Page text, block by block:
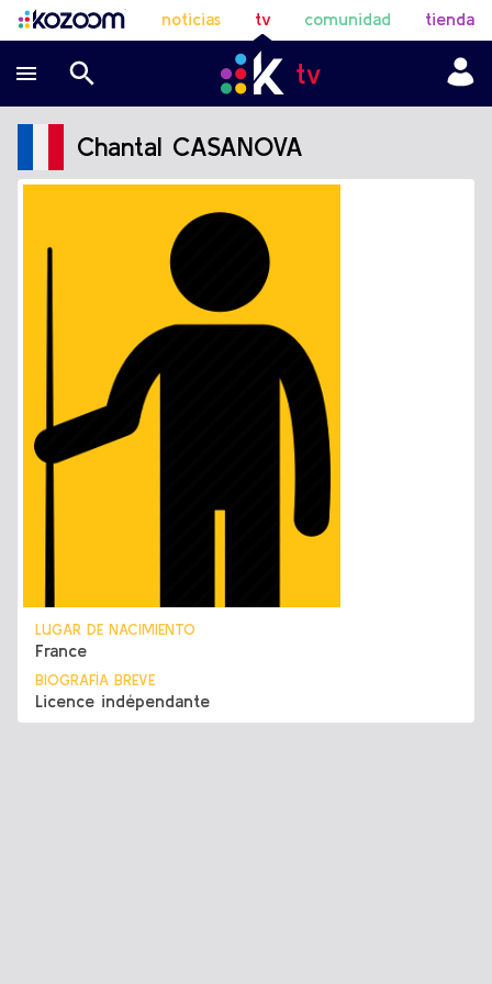
noticias tv comunidad tienda
Chantal CASANOVA
LUGAR DE NACIMIENTO
France
BIOGRAFÍA BREVE
Licence indépendante